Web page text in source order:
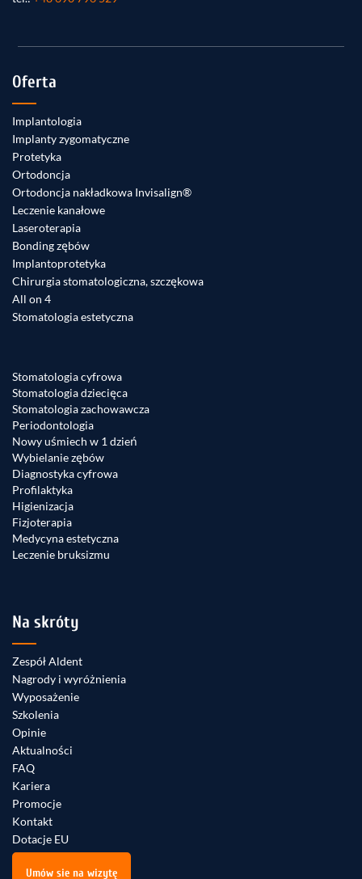
Oferta
Implantologia
Implanty zygomatyczne
Protetyka
Ortodoncja
Ortodoncja nakładkowa Invisalign®
Leczenie kanałowe
Laseroterapia
Bonding zębów
Implantoprotetyka
Chirurgia stomatologiczna, szczękowa
All on 4
Stomatologia estetyczna
Stomatologia cyfrowa
Stomatologia dziecięca
Stomatologia zachowawcza
Periodontologia
Nowy uśmiech w 1 dzień
Wybielanie zębów
Diagnostyka cyfrowa
Profilaktyka
Higienizacja
Fizjoterapia
Medycyna estetyczna
Leczenie bruksizmu
Na skróty
Zespół Aldent
Nagrody i wyróżnienia
Wyposażenie
Szkolenia
Opinie
Aktualności
FAQ
Kariera
Promocje
Kontakt
Dotacje EU
Umów sie na wizytę